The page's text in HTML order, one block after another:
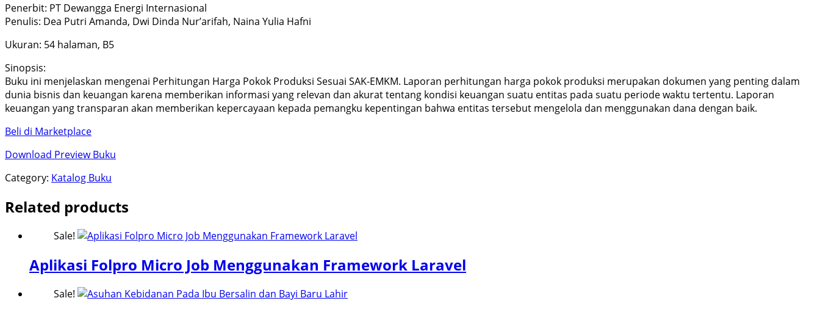
Penerbit: PT Dewangga Energi Internasional
Penulis: Dea Putri Amanda, Dwi Dinda Nur’arifah, Naina Yulia Hafni
Ukuran: 54 halaman, B5
Sinopsis:
Buku ini menjelaskan mengenai Perhitungan Harga Pokok Produksi Sesuai SAK-EMKM. Laporan perhitungan harga pokok produksi merupakan dokumen yang penting dalam
dunia bisnis dan keuangan karena memberikan informasi yang relevan dan akurat tentang kondisi keuangan suatu entitas pada suatu periode waktu tertentu. Laporan
keuangan yang transparan akan memberikan kepercayaan kepada pemangku kepentingan bahwa entitas tersebut mengelola dan menggunakan dana dengan baik.
Beli di Marketplace
Download Preview Buku
Category: Katalog Buku
Related products
Sale!
Aplikasi Folpro Micro Job Menggunakan Framework Laravel
Sale!